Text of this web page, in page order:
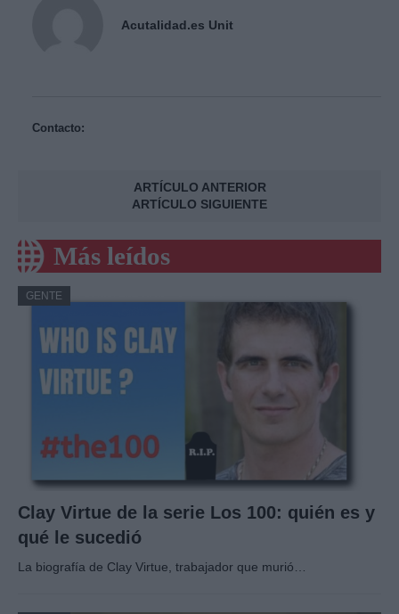
Acutalidad.es Unit
Contacto:
ARTÍCULO ANTERIOR
ARTÍCULO SIGUIENTE
Más leídos
GENTE
Clay Virtue de la serie Los 100: quién es y
qué le sucedió
La biografía de Clay Virtue, trabajador que murió…